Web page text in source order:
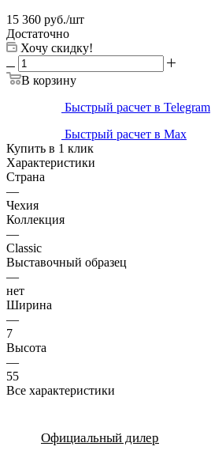
15 360 руб./шт
Достаточно
Хочу скидку!
В корзину
Быстрый расчет в Telegram
Быстрый расчет в Max
Купить в 1 клик
Характеристики
Страна
—
Чехия
Коллекция
—
Classic
Выставочный образец
—
нет
Ширина
—
7
Высота
—
55
Все характеристики
Официальный дилер